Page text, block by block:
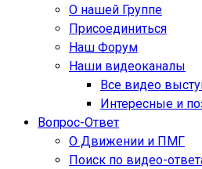
О нашей Группе
Присоединиться
Наш Форум
Наши видеоканалы
Все видео
Интересные и
Вопрос-Ответ
О Движении и ПМГ
Поиск по видео-